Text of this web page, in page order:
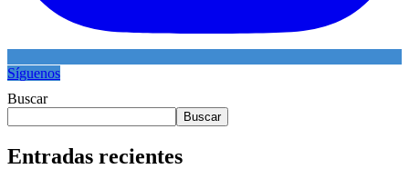
Síguenos
Buscar
Buscar
Entradas recientes